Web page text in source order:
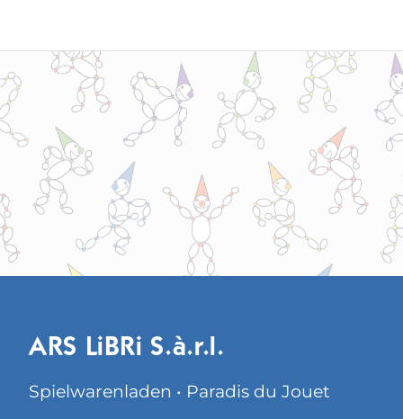
ARS LiBRi S.à.r.l.
Spielwarenladen • Paradis du Jouet